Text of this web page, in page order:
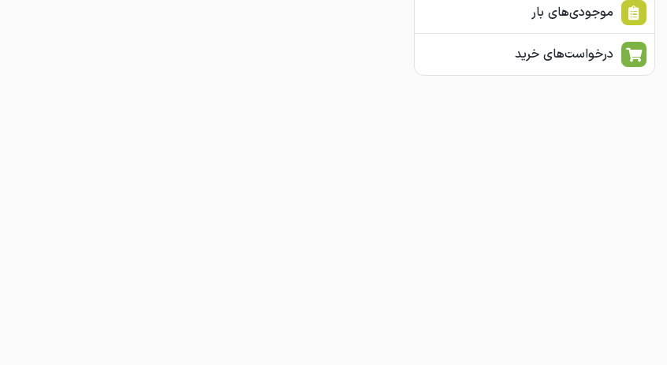
موجودی‌های بار
درخواست‌های خرید